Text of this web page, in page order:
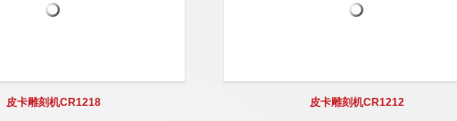
皮卡雕刻机CR1218 皮卡雕刻机CR1212